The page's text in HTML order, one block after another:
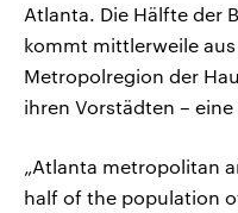
Atlanta. Die Hälfte der
kommt mittlerweile
Metropolregion der
ihren Vorstädten –
„Atlanta metropolitan
half of the population